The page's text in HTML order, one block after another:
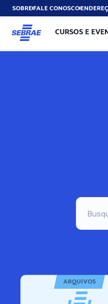
SOBREFALE CONOSCO
CURSOS E
ARQUIVOS